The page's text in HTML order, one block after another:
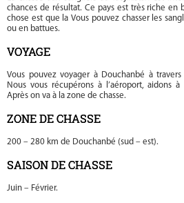
chances de résultat. Ce pays est très riche en
chose est que la Vous pouvez chasser les
ou en battues.
VOYAGE
Vous pouvez voyager à Douchanbé à travers
Nous vous récupérons à l’aéroport, aidons
Après on va à la zone de chasse.
ZONE DE CHASSE
200 – 280 km de Douchanbé (sud – est).
SAISON DE CHASSE
Juin – Février.